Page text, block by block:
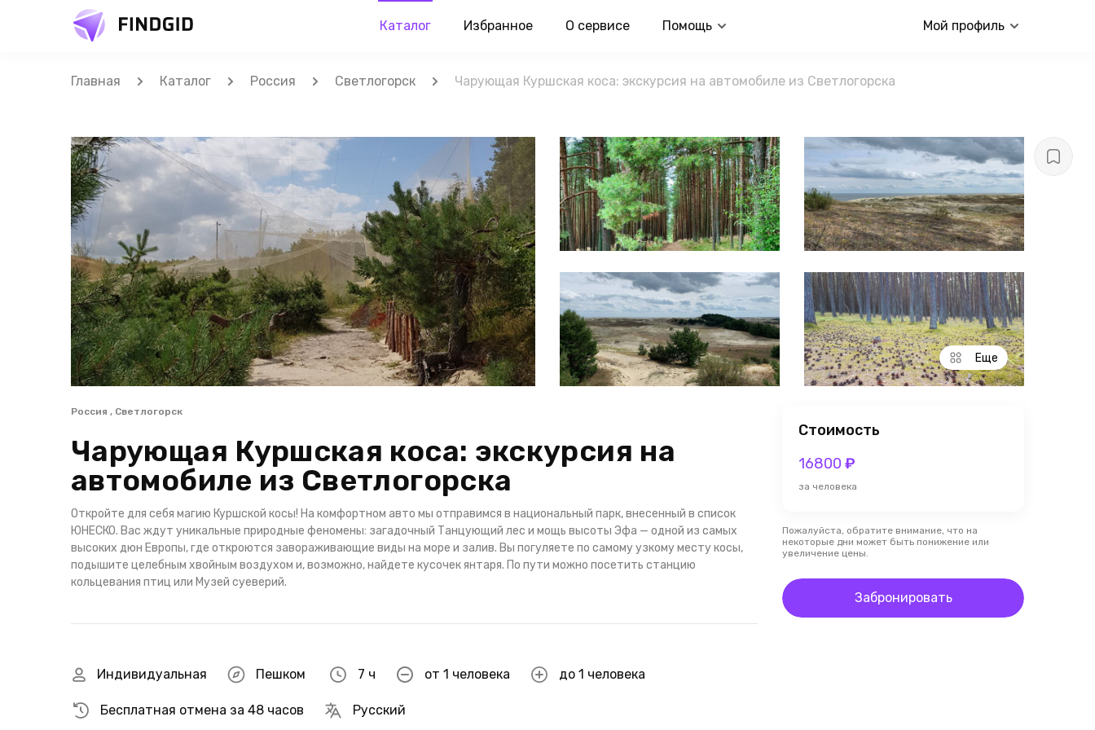
Каталог Избранное О сервисе Помощь Мой профиль
Главная Каталог Россия Светлогорск Чарующая Куршская коса: экскурсия на автомобиле из Светлогорска
Еще
Россия , Светлогорск
Чарующая Куршская коса: экскурсия на
автомобиле из Светлогорска
Откройте для себя магию Куршской косы! На комфортном авто мы отправимся в национальный парк, внесенный в список
ЮНЕСКО. Вас ждут уникальные природные феномены: загадочный Танцующий лес и мощь высоты Эфа — одной из самых
высоких дюн Европы, где откроются завораживающие виды на море и залив. Вы погуляете по самому узкому месту косы,
подышите целебным хвойным воздухом и, возможно, найдете кусочек янтаря. По пути можно посетить станцию
кольцевания птиц или Музей суеверий.
Индивидуальная Пешком 7 ч от 1 человека до 1 человека
Бесплатная отмена за 48 часов Русский
Стоимость
16800 ₽
за человека
Пожалуйста, обратите внимание, что на
некоторые дни может быть понижение или
увеличение цены.
Забронировать